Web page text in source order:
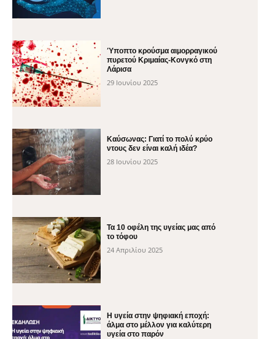
Ύποπτο κρούσμα αιμορραγικού
πυρετού Κριμαίας-Κονγκό στη
Λάρισα
29 Ιουνίου 2025
Καύσωνας: Γιατί το πολύ κρύο
ντους δεν είναι καλή ιδέα?
28 Ιουνίου 2025
Τα 10 οφέλη της υγείας μας από
το τόφου
24 Απριλίου 2025
H υγεία στην ψηφιακή εποχή:
άλμα στο μέλλον για καλύτερη
υγεία στο παρόν